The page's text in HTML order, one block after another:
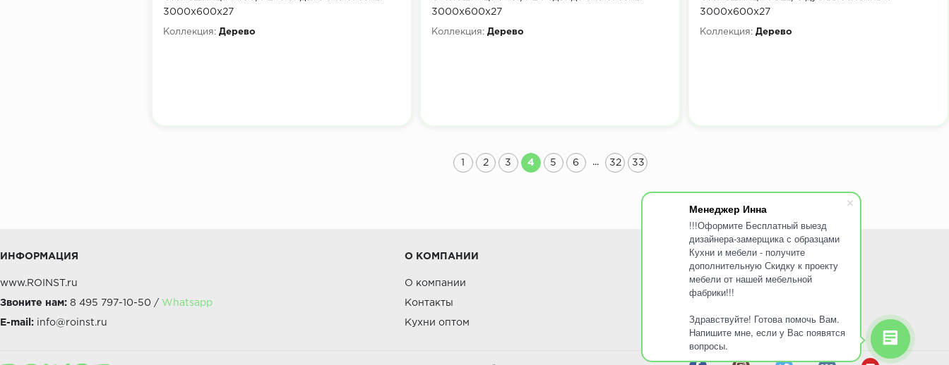
Менеджер Инна
!!!Оформите Бесплатный выезд
дизайнера-замерщика с образцами
Кухни и мебели - получите
дополнительную Скидку к проекту
мебели от нашей мебельной
фабрики!!!
Здравствуйте! Готова помочь Вам.
Напишите мне, если у Вас появятся
вопросы.
3000х600х27
Коллекция: Дерево
3000х600х27
Коллекция: Дерево
3000х600х27
Коллекция: Дерево
1 2 3 4 5 6 ... 32 33
ИНФОРМАЦИЯ
www.ROINST.ru
Звоните нам: 8 495 797-10-50 / Whatsapp
E-mail: info@roinst.ru
О КОМПАНИИ
О компании
Контакты
Кухни оптом
ПОКУПАТЕЛЯМ
Доставка и оплата
Акции